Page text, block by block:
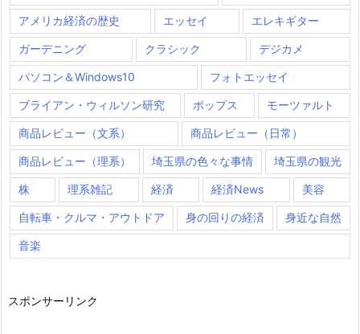
アメリカ経済の歴史 エッセイ エレキギター
ガーデニング クラシック デジカメ
パソコン＆Windows10 フォトエッセイ
ブライアン・ウィルソン研究 ポップス モーツァルト
商品レビュー（文系） 商品レビュー（日常）
商品レビュー（理系） 埼玉県の色々な事情 埼玉県の観光
株 理系雑記 経済 経済News 美容
自転車・クルマ・アウトドア 身の回りの経済 身近な自然
音楽
スポンサーリンク